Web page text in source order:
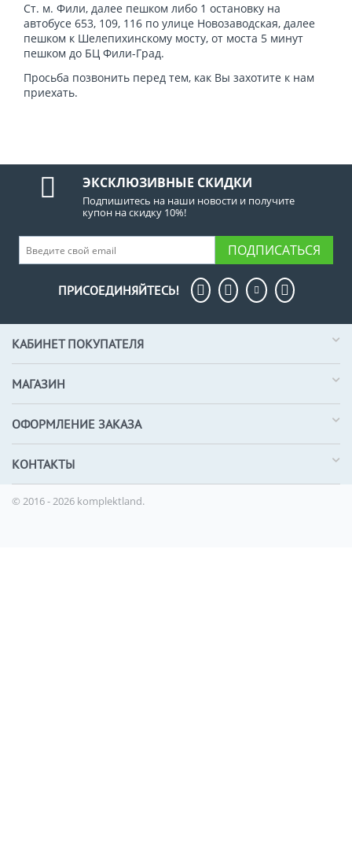
Ст. м. Фили, далее пешком либо 1 остановку на
автобусе 653, 109, 116 по улице Новозаводская, далее
пешком к Шелепихинскому мосту, от моста 5 минут
пешком до БЦ Фили-Град.
Просьба позвонить перед тем, как Вы захотите к нам
приехать.
ЭКСКЛЮЗИВНЫЕ СКИДКИ
Подпишитесь на наши новости и получите
купон на скидку 10%!
ПОДПИСАТЬСЯ
ПРИСОЕДИНЯЙТЕСЬ!
КАБИНЕТ ПОКУПАТЕЛЯ
МАГАЗИН
ОФОРМЛЕНИЕ ЗАКАЗА
КОНТАКТЫ
© 2016 - 2026 komplektland.